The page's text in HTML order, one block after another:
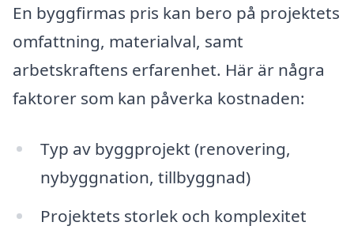
En byggfirmas pris kan bero på projektets
omfattning, materialval, samt
arbetskraftens erfarenhet. Här är några
faktorer som kan påverka kostnaden:
Typ av byggprojekt (renovering,
nybyggnation, tillbyggnad)
Projektets storlek och komplexitet